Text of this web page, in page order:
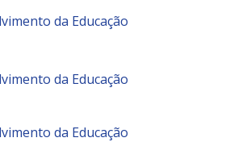
da Educação
da Educação
da Educação